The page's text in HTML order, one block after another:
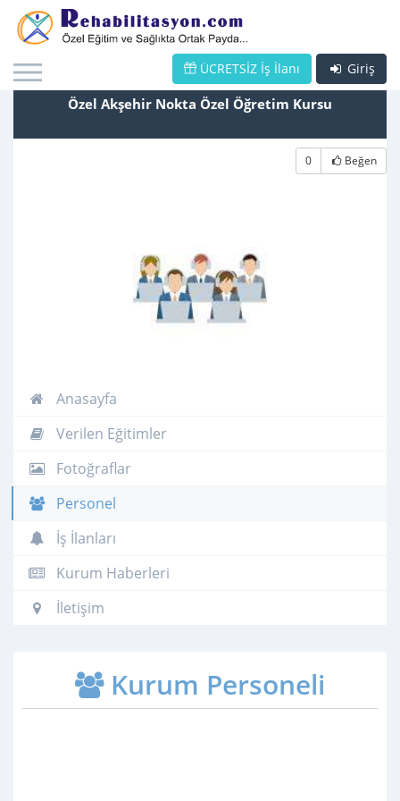
Giriş
ÜCRETSİZ İş İlanı
Özel Akşehir Nokta Özel Öğretim Kursu
0 Beğen
Anasayfa
Verilen Eğitimler
Fotoğraflar
Personel
İş İlanları
Kurum Haberleri
İletişim
Kurum Personeli